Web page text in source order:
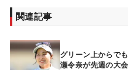
関連記事
グリーン上からで
瀬令奈が先週の大